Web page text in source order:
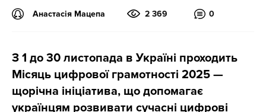
Анастасія Мацепа 2 369 0
З 1 до 30 листопада в Україні проходить
Місяць цифрової грамотності 2025 —
щорічна ініціатива, що допомагає
українцям розвивати сучасні цифрові